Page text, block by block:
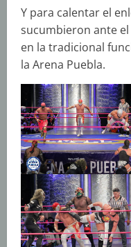
Y para calentar el
sucumbieron ante el
en la tradicional
la Arena Puebla.